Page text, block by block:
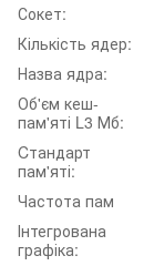
Сокет:
Кількість ядер:
Назва ядра:
Об'єм кеш-
пам'яті L3 Мб:
Cтандарт
пам'яті:
Частота пам
Інтегрована
графіка: